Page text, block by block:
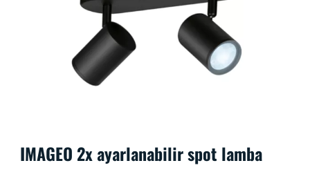
IMAGEO 2x ayarlanabilir spot lamba